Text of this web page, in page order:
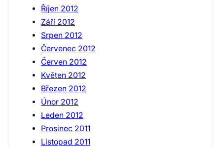
Říjen 2012
Září 2012
Srpen 2012
Červenec 2012
Červen 2012
Květen 2012
Březen 2012
Únor 2012
Leden 2012
Prosinec 2011
Listopad 2011